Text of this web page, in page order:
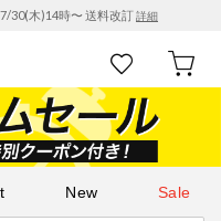
7/30(木)14時〜 送料改訂詳細
New Sale